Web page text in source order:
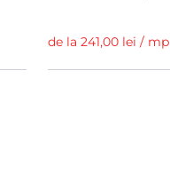
de la 241,00 lei / mp